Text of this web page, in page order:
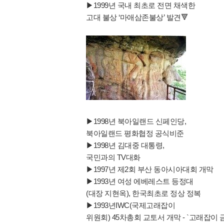
▶1999년 국내 최초로 전면 채색한
고대 불상 ‘마애삼존불상’ 발견🔻
▶1998년 북아일랜드 신페인당,
북아일랜드 평화협정 공식비준
▶1998년 김대중 대통령,
국민과의 TV대화
▶1997년 제2회 부산 동아시아대회 개막
▶1993년 여성 에베레스트 등정대
(대장 지현옥), 한국최초로 정상 정복
▶1993년IWC(국제고래잡이
위원회) 45차총회 교토서 개막 - `고래잡이